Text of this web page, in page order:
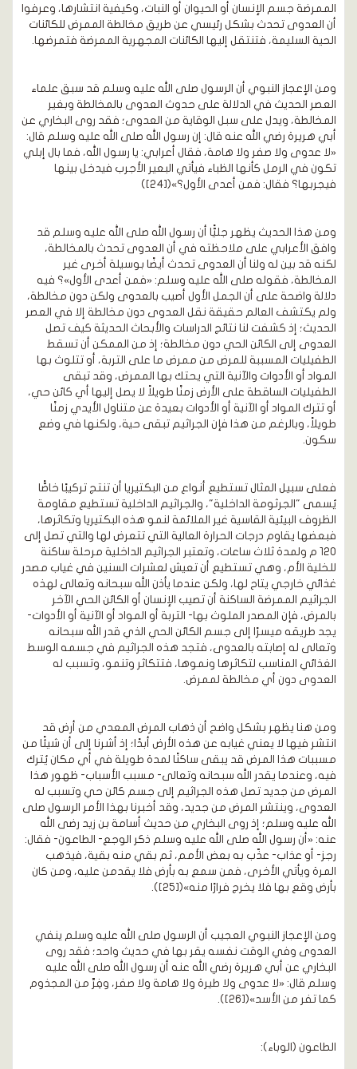
الممرضة جسم الإنسان أو الحيوان أو النبات، وكيفية انتشارها، وعرفوا
أن العدوى تحدث بشكل رئيسي عن طريق مخالطة الممرض للكائنات
الحية السليمة، فتنتقل إليها الكائنات المجهرية الممرضة فتمرضها.
ومن الإعجاز النبوي أن الرسول صلى الله عليه وسلم قد سبق علماء
العصر الحديث في الدلالة على حدوث العدوى بالمخالطة وبغير
المخالطة، ويدل على سبل الوقاية من العدوى؛ فقد روى البخاري عن
أبي هريرة رضي الله عنه قال: إن رسول الله صلى الله عليه وسلم قال:
«لا عدوى ولا صفر ولا هامة، فقال أعرابي: يا رسول الله، فما بال إبلي
تكون في الرمل كأنها الظباء فيأتي البعير الأجرب فيدخل بينها
فيجربها؟ فقال: فمن أعدى الأول؟»([24])
ومن هذا الحديث يظهر جليًّا أن رسول الله صلى الله عليه وسلم قد
وافق الأعرابي على ملاحظته في أن العدوى تحدث بالمخالطة،
لكنه قد بين له ولنا أن العدوى تحدث أيضًا بوسيلة أخرى غير
المخالطة، فقوله صلى الله عليه وسلم: «فمن أعدى الأول»؟ فيه
دلالة واضحة على أن الجمل الأول أصيب بالعدوى ولكن دون مخالطة،
ولم يكتشف العالم حقيقة نقل العدوى دون مخالطة إلا في العصر
الحديث؛ إذ كشفت لنا نتائج الدراسات والأبحاث الحديثة كيف تصل
العدوى إلى الكائن الحي دون مخالطة؛ إذ من الممكن أن تسقط
الطفيليات المسببة للمرض من ممرض ما على التربة، أو تتلوث بها
المواد أو الأدوات والآنية التي يحتك بها الممرض، وقد تبقى
الطفيليات الساقطة على الأرض زمنًا طويلاً لا يصل إليها أي كائن حي،
أو تترك المواد أو الآنية أو الأدوات بعيدة عن متناول الأيدي زمنًا
طويلاً، وبالرغم من هذا فإن الجراثيم تبقى حية، ولكنها في وضع
سكون.
فعلى سبيل المثال تستطيع أنواع من البكتيريا أن تنتج تركيبًا خاصًّا
يُسمى "الجرثومة الداخلية"، والجراثيم الداخلية تستطيع مقاومة
الظروف البيئية القاسية غير الملائمة لنمو هذه البكتيريا وتكاثرها،
فبعضها يقاوم درجات الحرارة العالية التي تتعرض لها والتي تصل إلى
120 م ولمدة ثلاث ساعات، وتعتبر الجراثيم الداخلية مرحلة ساكنة
للخلية الأم، وهي تستطيع أن تعيش لعشرات السنين في غياب مصدر
غذائي خارجي يتاح لها، ولكن عندما يأذن الله سبحانه وتعالى لهذه
الجراثيم الممرضة الساكنة أن تصيب الإنسان أو الكائن الحي الآخر
بالمرض، فإن المصدر الملوث بها- التربة أو المواد أو الآنية أو الأدوات-
يجد طريقه ميسرًا إلى جسم الكائن الحي الذي قدر الله سبحانه
وتعالى له إصابته بالعدوى، فتجد هذه الجراثيم في جسمه الوسط
الغذائي المناسب لتكاثرها ونموها، فتتكاثر وتنمو، وتسبب له
العدوى دون أي مخالطة لممرض.
ومن هنا يظهر بشكل واضح أن ذهاب المرض المعدي من أرض قد
انتشر فيها لا يعني غيابه عن هذه الأرض أبدًا؛ إذ أشرنا إلى أن شيئًا من
مسببات هذا المرض قد يبقى ساكنًا لمدة طويلة في أي مكان يُترك
فيه، وعندما يقدر الله سبحانه وتعالى- مسبب الأسباب- ظهور هذا
المرض من جديد تصل هذه الجراثيم إلى جسم كائن حي وتسبب له
العدوى، وينتشر المرض من جديد، وقد أخبرنا بهذا الأمر الرسول صلى
الله عليه وسلم؛ إذ روى البخاري من حديث أسامة بن زيد رضى الله
عنه: «أن رسول الله صلى الله عليه وسلم ذكر الوجع- الطاعون- فقال:
رجز- أو عذاب- عذّب به بعض الأمم، ثم بقي منه بقية، فيذهب
المرة ويأتي الأخرى، فمن سمع به بأرض فلا يقدمن عليه، ومن كان
بأرض وقع بها فلا يخرج فرارًا منه»([25]).
ومن الإعجاز النبوي العجيب أن الرسول صلى الله عليه وسلم ينفي
العدوى وفي الوقت نفسه يقر بها في حديث واحد؛ فقد روى
البخاري عن أبي هريرة رضي الله عنه أن رسول الله صلى الله عليه
وسلم قال: «لا عدوى ولا طيرة ولا هامة ولا صفر، وفِرَّ من المجذوم
كما تفر من الأسد»([26]).
الطاعون (الوباء):